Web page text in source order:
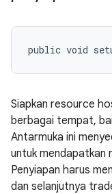
public void
Siapkan resource
berbagai tempat,
Antarmuka ini
untuk mendapatkan
Penyiapan harus
dan selanjutnya